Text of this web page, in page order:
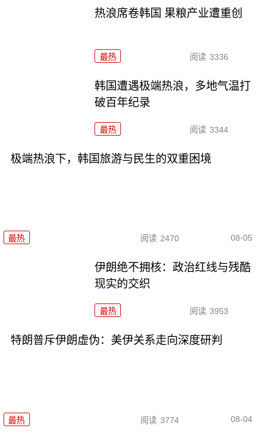
热浪席卷韩国 果粮产业遭重创
最热 阅读 3336
韩国遭遇极端热浪，多地气温打
破百年纪录
最热 阅读 3344
极端热浪下，韩国旅游与民生的双重困境
最热 阅读 2470 08-05
伊朗绝不拥核：政治红线与残酷
现实的交织
最热 阅读 3953
特朗普斥伊朗虚伪：美伊关系走向深度研判
最热 阅读 3774 08-04